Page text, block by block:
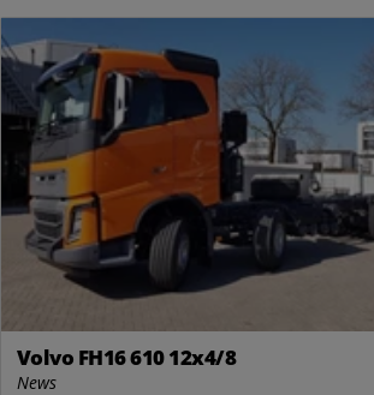
Volvo FH16 610 12x4/8
News